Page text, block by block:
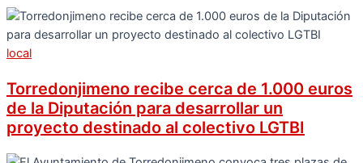
local
Torredonjimeno recibe cerca de 1.000 euros
de la Diputación para desarrollar un
proyecto destinado al colectivo LGTBI